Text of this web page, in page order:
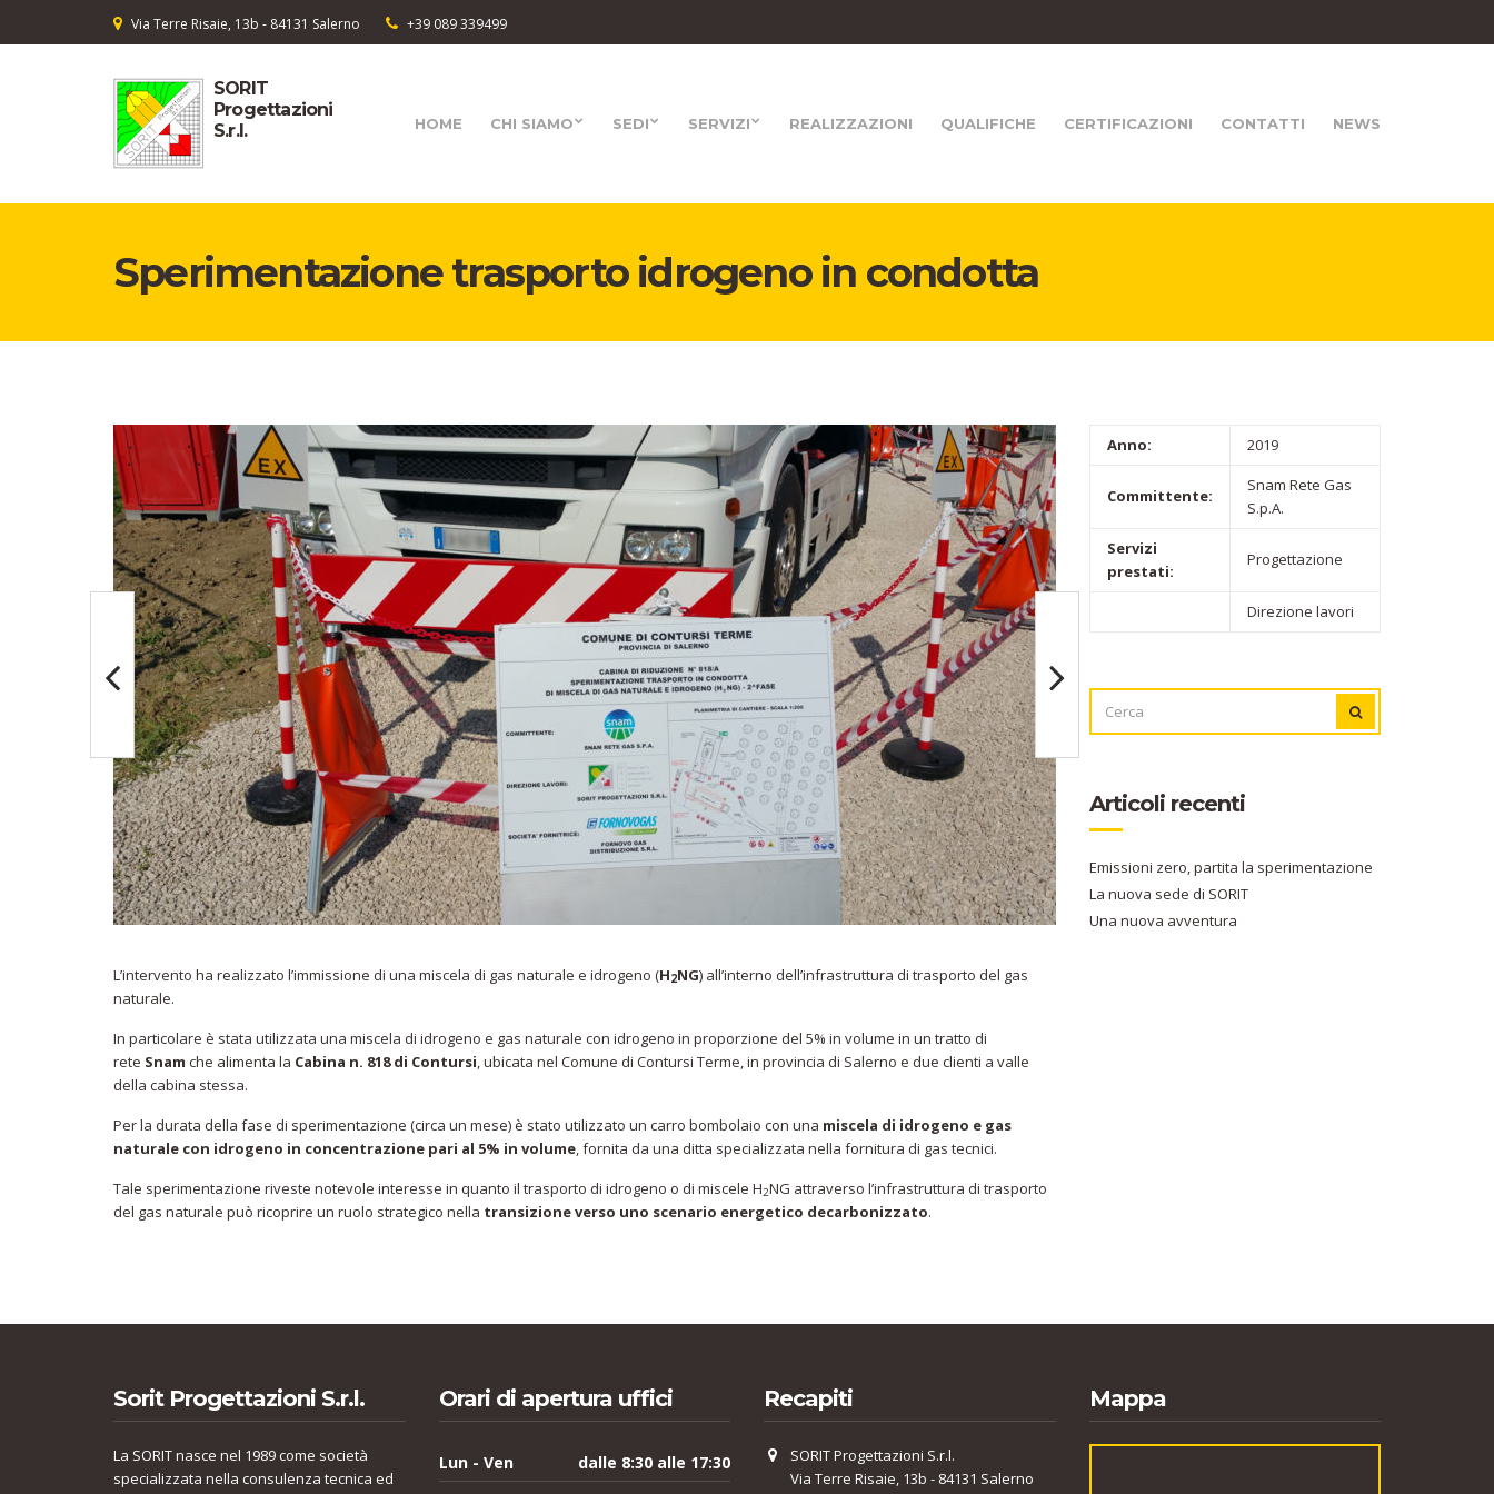
Via Terre Risaie, 13b - 84131 Salerno +39 089 339499
SORIT
Progettazioni
S.r.l.
HOME CHI SIAMO SEDI SERVIZI REALIZZAZIONI QUALIFICHE CERTIFICAZIONI CONTATTI NEWS
Sperimentazione trasporto idrogeno in condotta
L’intervento ha realizzato l’immissione di una miscela di gas naturale e idrogeno (H2NG) all’interno dell’infrastruttura di trasporto del gas
naturale.
In particolare è stata utilizzata una miscela di idrogeno e gas naturale con idrogeno in proporzione del 5% in volume in un tratto di
rete Snam che alimenta la Cabina n. 818 di Contursi, ubicata nel Comune di Contursi Terme, in provincia di Salerno e due clienti a valle
della cabina stessa.
Per la durata della fase di sperimentazione (circa un mese) è stato utilizzato un carro bombolaio con una miscela di idrogeno e gas
naturale con idrogeno in concentrazione pari al 5% in volume, fornita da una ditta specializzata nella fornitura di gas tecnici.
Tale sperimentazione riveste notevole interesse in quanto il trasporto di idrogeno o di miscele H2NG attraverso l’infrastruttura di trasporto
del gas naturale può ricoprire un ruolo strategico nella transizione verso uno scenario energetico decarbonizzato.
Anno: 2019
Committente:
Snam Rete Gas
S.p.A.
Servizi
prestati:
Progettazione
Direzione lavori
PER:
Articoli recenti
Emissioni zero, partita la sperimentazione
La nuova sede di SORIT
Una nuova avventura
Sorit Progettazioni S.r.l.
La SORIT nasce nel 1989 come società
specializzata nella consulenza tecnica ed
Orari di apertura uffici
Lun - Ven dalle 8:30 alle 17:30
Recapiti
SORIT Progettazioni S.r.l.
Via Terre Risaie, 13b - 84131 Salerno
Mappa